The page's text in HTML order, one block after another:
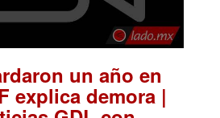
un año en
explica demora |